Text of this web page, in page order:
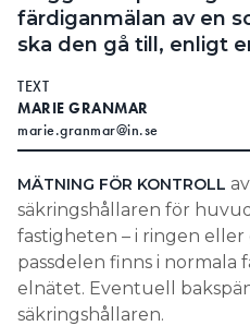
högst oklart. Och vad är
diazed-säkring?
GÖTEBORG ENERGI
håller med om att det
– Säkringsbotten är fel
gängan/ringen som är
säkringshållaren. Man tar
säkerställa att
fungerar och då ska
Sedan mäter man att det
någon av de tre faserna,
färdiganmälan av en
ska den gå till, enligt
TEXT
MARIE GRANMAR
marie.granmar@in.se
MÄTNING FÖR KONTROLL
säkringshållaren för
fastigheten – i ringen
passdelen finns i normala
elnätet. Eventuell
säkringshållaren.